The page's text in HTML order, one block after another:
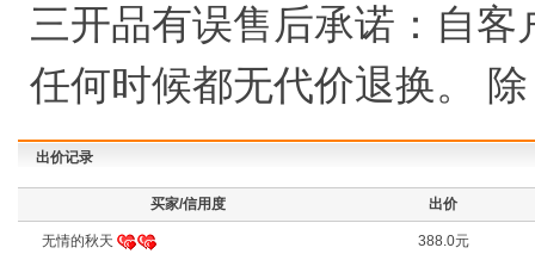
三开品有误售后承诺：自
任何时候都无代价退换。
出价记录
买家/信用度 出价
无情的秋天 388.0元